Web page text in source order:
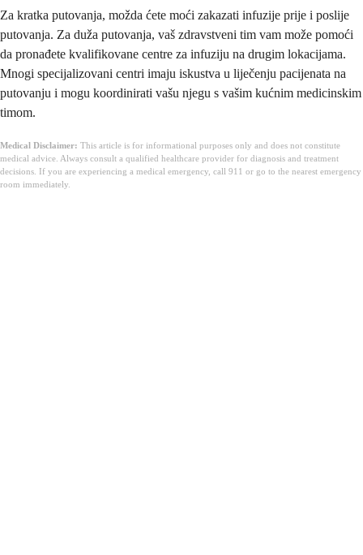
Za kratka putovanja, možda ćete moći zakazati infuzije prije i poslije
putovanja. Za duža putovanja, vaš zdravstveni tim vam može pomoći
da pronađete kvalifikovane centre za infuziju na drugim lokacijama.
Mnogi specijalizovani centri imaju iskustva u liječenju pacijenata na
putovanju i mogu koordinirati vašu njegu s vašim kućnim medicinskim
timom.
Medical Disclaimer: This article is for informational purposes only and does not constitute
medical advice. Always consult a qualified healthcare provider for diagnosis and treatment
decisions. If you are experiencing a medical emergency, call 911 or go to the nearest emergency
room immediately.